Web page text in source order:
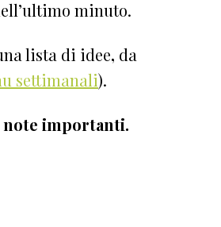
minuto.
lista di idee, da
settimanali).
note importanti.